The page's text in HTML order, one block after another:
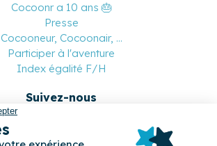
Cocoonr a 10 ans 🎂
Presse
Cocooneur, Cocoonair, ...
Participer à l'aventure
Index égalité F/H
Suivez-nous